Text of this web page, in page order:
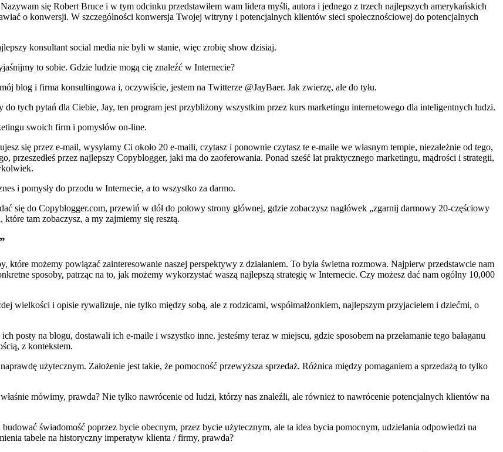
się Robert Bruce i w tym odcinku przedstawiłem wam lidera myśli, autora i jednego z trzech najlepszych amerykańskich
o konwersji. W szczególności konwersja Twojej witryny i potencjalnych klientów sieci społecznościowej do potencjalnych
konsultant social media nie byli w stanie, więc zrobię show dzisiaj.
to sobie. Gdzie ludzie mogą cię znaleźć w Internecie?
blog i firma konsultingowa i, oczywiście, jestem na Twitterze @JayBaer. Jak zwierzę, ale do tyłu.
tych pytań dla Ciebie, Jay, ten program jest przybliżony wszystkim przez kurs marketingu internetowego dla inteligentnych ludzi.
swoich firm i pomysłów on-line.
się przez e-mail, wysyłamy Ci około 20 e-maili, czytasz i ponownie czytasz te e-maile we własnym tempie, niezależnie od tego,
przeszedłeś przez najlepszy Copyblogger, jaki ma do zaoferowania. Ponad sześć lat praktycznego marketingu, mądrości i strategii,
i pomysły do przodu w Internecie, a to wszystko za darmo.
się do Copyblogger.com, przewiń w dół do połowy strony głównej, gdzie zobaczysz nagłówek „zgarnij darmowy 20-częściowy
tam zobaczysz, a my zajmiemy się resztą.
które możemy powiązać zainteresowanie naszej perspektywy z działaniem. To była świetna rozmowa. Najpierw przedstawcie nam
sposoby, patrząc na to, jak możemy wykorzystać waszą najlepszą strategię w Internecie. Czy możesz dać nam ogólny 10,000
wielkości i opisie rywalizuje, nie tylko między sobą, ale z rodzicami, współmałżonkiem, najlepszym przyjacielem i dziećmi, o
na blogu, dostawali ich e-maile i wszystko inne. jesteśmy teraz w miejscu, gdzie sposobem na przełamanie tego bałaganu
z kontekstem.
użytecznym. Założenie jest takie, że pomocność przewyższa sprzedaż. Różnica między pomaganiem a sprzedażą to tylko
mówimy, prawda? Nie tylko nawrócenie od ludzi, którzy nas znaleźli, ale również to nawrócenie potencjalnych klientów na
świadomość poprzez bycie obecnym, przez bycie użytecznym, ale ta idea bycia pomocnym, udzielania odpowiedzi na
tabele na historyczny imperatyw klienta / firmy, prawda?